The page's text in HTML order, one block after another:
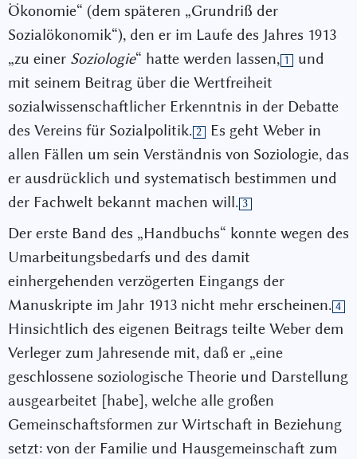
Ökonomie“ (dem späteren „Grundriß der
Sozialökonomik“), den er im Laufe des Jahres 1913
„zu einer Soziologie“ hatte werden lassen, 1
und
mit seinem Beitrag über die Wertfreiheit
sozialwissenschaftlicher Erkenntnis in der Debatte
des Vereins für Sozialpolitik. 2
Es geht Weber in
allen Fällen um sein Verständnis von Soziologie, das
er ausdrücklich und systematisch bestimmen und
der Fachwelt bekannt machen will. 3
Der erste Band des „Handbuchs“ konnte wegen des
Umarbeitungsbedarfs und des damit
einhergehenden verzögerten Eingangs der
Manuskripte im Jahr 1913 nicht mehr erscheinen. 4
Hinsichtlich des eigenen Beitrags teilte Weber dem
Verleger zum Jahresende mit, daß er „eine
geschlossene soziologische Theorie und Darstellung
ausgearbeitet [habe], welche alle großen
Gemeinschaftsformen zur Wirtschaft in Beziehung
setzt: von der Familie und Hausgemeinschaft zum